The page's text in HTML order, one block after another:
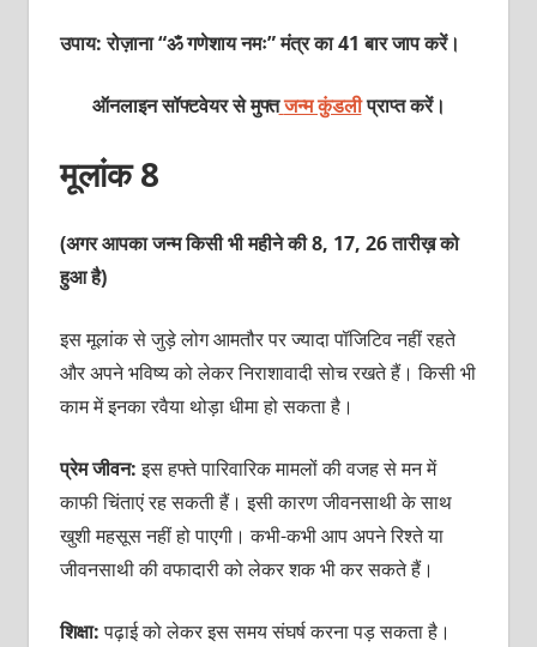
उपाय: रोज़ाना “ॐ गणेशाय नमः” मंत्र का 41 बार जाप करें।
ऑनलाइन सॉफ्टवेयर से मुफ्तजन्म कुंडलीप्राप्त करें।
मूलांक 8
(अगर आपका जन्म किसी भी महीने की 8, 17, 26 तारीख़ को
हुआ है)
इस मूलांक से जुड़े लोग आमतौर पर ज्यादा पॉजिटिव नहीं रहते
और अपने भविष्य को लेकर निराशावादी सोच रखते हैं। किसी भी
काम में इनका रवैया थोड़ा धीमा हो सकता है।
प्रेम जीवन:इस हफ्ते पारिवारिक मामलों की वजह से मन में
काफी चिंताएं रह सकती हैं। इसी कारण जीवनसाथी के साथ
खुशी महसूस नहीं हो पाएगी। कभी-कभी आप अपने रिश्ते या
जीवनसाथी की वफादारी को लेकर शक भी कर सकते हैं।
शिक्षा:पढ़ाई को लेकर इस समय संघर्ष करना पड़ सकता है।